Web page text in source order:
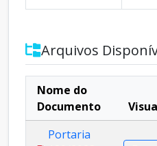
Arquivos
Nome do
Documento
Portaria